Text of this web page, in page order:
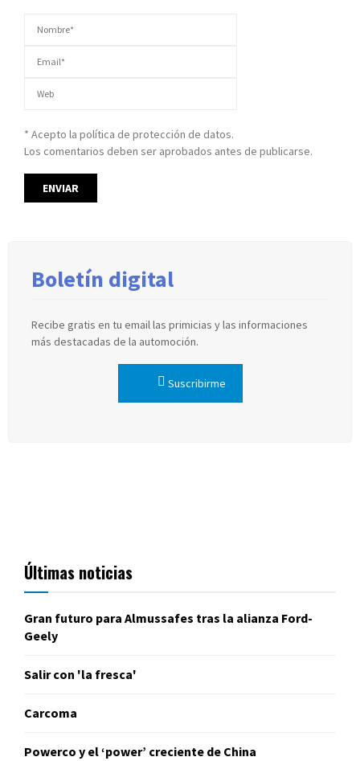
* Acepto la política de protección de datos.
Los comentarios deben ser aprobados antes de publicarse.
Boletín digital
Recibe gratis en tu email las primicias y las informaciones
más destacadas de la automoción.
Suscribirme
Últimas noticias
Gran futuro para Almussafes tras la alianza Ford-
Geely
Salir con 'la fresca'
Carcoma
Powerco y el ‘power’ creciente de China